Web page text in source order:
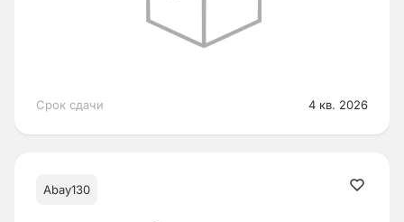
Срок сдачи 4 кв. 2026
Abay130